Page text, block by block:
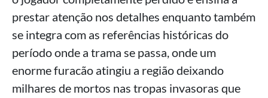
prestar atenção nos detalhes enquanto também
se integra com as referências históricas do
período onde a trama se passa, onde um
enorme furacão atingiu a região deixando
milhares de mortos nas tropas invasoras que